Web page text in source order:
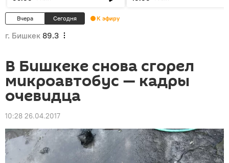
Вчера Сегодня К эфиру
г. Бишкек 89.3
В Бишкеке снова сгорел
микроавтобус — кадры
очевидца
10:28 26.04.2017